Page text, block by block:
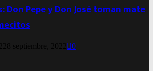
Don Pepe y Don José toman mate
28 septiembre, 2022 0